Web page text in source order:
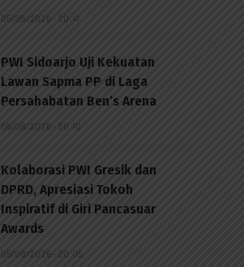
05/08/2026 - 20:41
PWI Sidoarjo Uji Kekuatan
Lawan Sapma PP di Laga
Persahabatan Ben’s Arena
05/08/2026 - 20:10
Kolaborasi PWI Gresik dan
DPRD, Apresiasi Tokoh
Inspiratif di Giri Pancasuar
Awards
05/08/2026 - 20:05